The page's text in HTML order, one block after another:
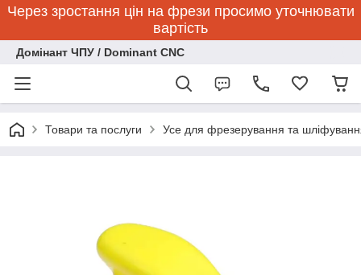
Через зростання цін на фрези просимо уточнювати
вартість
Домінант ЧПУ / Dominant CNC
Товари та послуги Усе для фрезерування та